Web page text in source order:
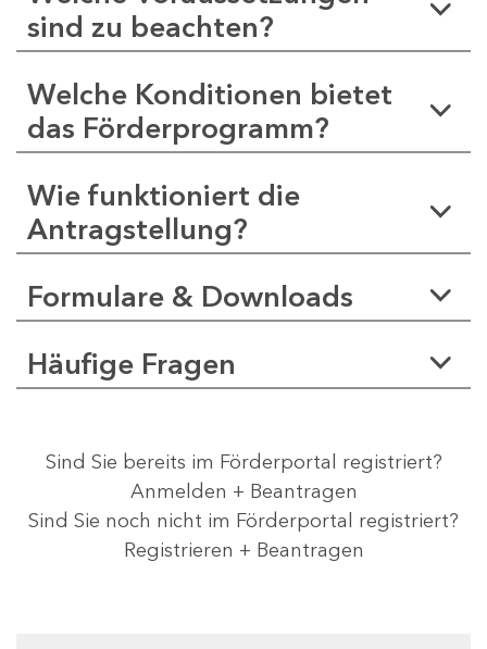
sind zu beachten?
Welche Konditionen bietet
das Förderprogramm?
Wie funktioniert die
Antragstellung?
Formulare & Downloads
Häufige Fragen
Sind Sie bereits im Förderportal registriert?
Anmelden + Beantragen
Sind Sie noch nicht im Förderportal registriert?
Registrieren + Beantragen